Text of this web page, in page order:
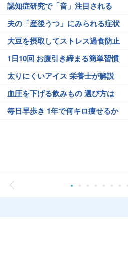
認知症研究で「音」注目される
夫の「産後うつ」にみられる症状
大豆を摂取してストレス過食防止
1日10回 お腹引き締まる簡単習慣
太りにくいアイス 栄養士が解説
血圧を下げる飲みもの 選び方は
毎日早歩き 1年で何キロ痩せるか